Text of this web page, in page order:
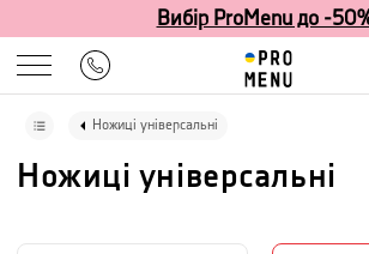
Вибір ProMenu до -
Ножиці універсальні
Ножиці універсальні